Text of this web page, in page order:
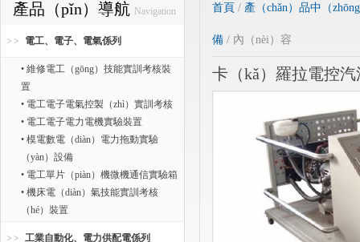
產品（pǐn）導航 Navigation
電工、電子、電氣係列
• 維修電工（gōng）技能實訓考核裝
置
• 電工電子電氣控製（zhì）實訓考核
• 電工電子電力電機實驗裝置
• 模電數電（diàn）電力拖動實驗
（yàn）設備
• 電工單片（piàn）機微機通信實驗箱
• 機床電（diàn）氣技能實訓考核
（hé）裝置
工業自動化、電力供配電係列
首頁 / 產（chǎn）品中（
備 / 內（nèi）容
卡（kǎ）羅拉電控